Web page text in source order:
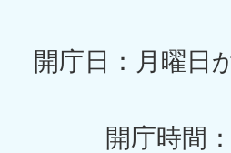
開庁日：月曜日
開庁時間